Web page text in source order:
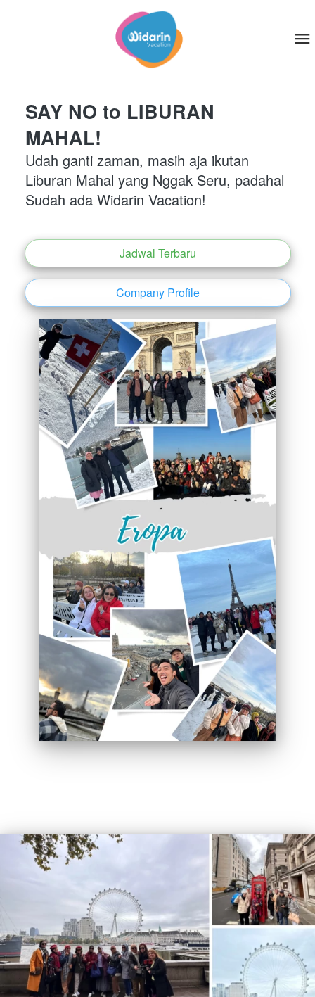
SAY NO to LIBURAN
MAHAL!
Udah ganti zaman, masih aja ikutan
Liburan Mahal yang Nggak Seru, padahal
Sudah ada Widarin Vacation!
`
Jadwal Terbaru
`
Company Profile